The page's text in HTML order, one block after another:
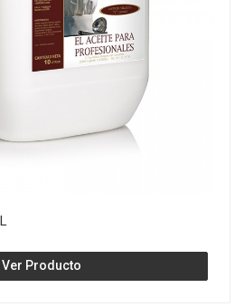
Ver Producto